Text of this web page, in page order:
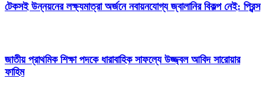
টেকসই উন্নয়নের লক্ষ্যমাত্রা অর্জনে নবায়নযোগ্য জ্বালানির বিকল্প নেই: প্রিন্স
জাতীয় প্রাথমিক শিক্ষা পদকে ধারাবাহিক সাফল্যে উজ্জ্বল আবিদ সারোয়ার
ফাহিম